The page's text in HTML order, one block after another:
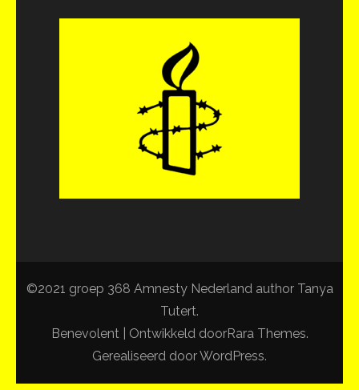
©2021 groep 368 Amnesty Nederland author Tanya
Tutert.
Benevolent | Ontwikkeld doorRara Themes.
Gerealiseerd doorWordPress.